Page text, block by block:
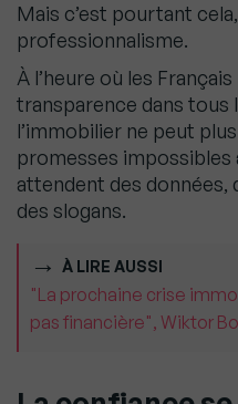
Mais c’est pourtant
professionnalisme.
À l’heure où les
transparence dans tous
l’immobilier ne peut
promesses
attendent des données,
des slogans.
À LIRE AUSSI
"La prochaine crise
pas financière", Wiktor